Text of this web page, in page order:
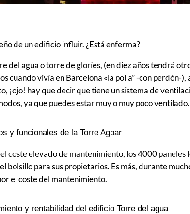
de un edificio influir. ¿Está enferma?
del agua o torre de gloríes, (en diez años tendrá
cuando vivía en Barcelona «la polla” -con perdón-
¡ojo! hay que decir que tiene un sistema de
ya que puedes estar muy o muy poco ventilado.
y funcionales de la Torre Agbar
coste elevado de mantenimiento, los 4000
bolsillo para sus propietarios. Es más, durante
el coste del mantenimiento.
y rentabilidad del edificio Torre del agua